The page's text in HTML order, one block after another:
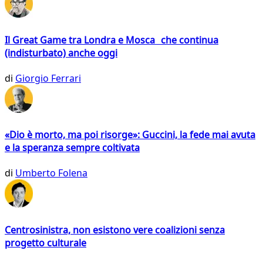
Il Great Game tra Londra e Mosca che continua
(indisturbato) anche oggi
di Giorgio Ferrari
«Dio è morto, ma poi risorge»: Guccini, la fede mai avuta
e la speranza sempre coltivata
di Umberto Folena
Centrosinistra, non esistono vere coalizioni senza
progetto culturale